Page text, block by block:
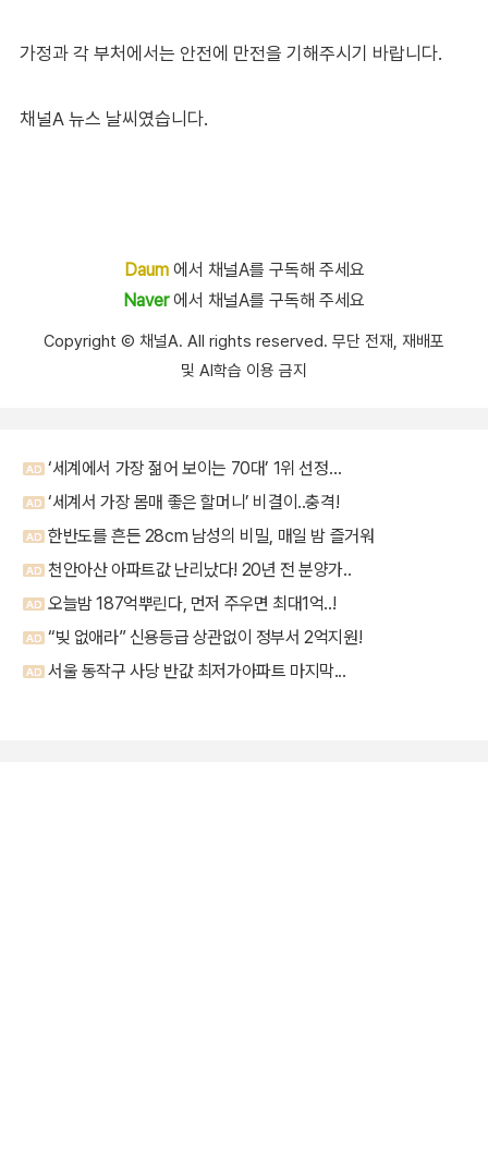
가정과 각 부처에서는 안전에 만전을 기해주시기 바랍니다.
채널A 뉴스 날씨였습니다.
Daum에서 채널A를 구독해 주세요
Naver에서 채널A를 구독해 주세요
Copyright Ⓒ 채널A. All rights reserved. 무단 전재, 재배포
및 AI학습 이용 금지